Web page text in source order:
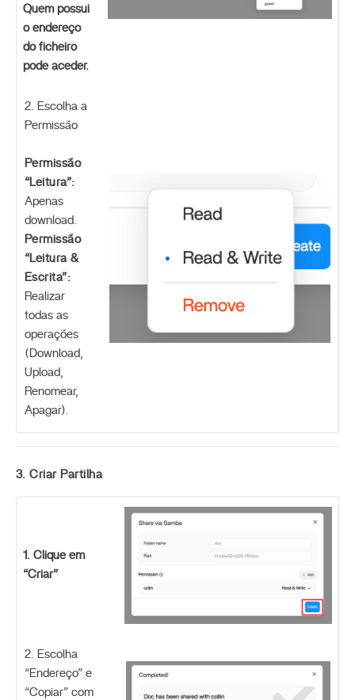
Quem possui
o endereço
do ficheiro
pode aceder.
2. Escolha a
Permissão
Permissão
“Leitura”:
Apenas
download.
Permissão
“Leitura &
Escrita”:
Realizar
todas as
operações
(Download,
Upload,
Renomear,
Apagar).
3. Criar Partilha
1. Clique em
“Criar”
2. Escolha
“Endereço” e
“Copiar” com